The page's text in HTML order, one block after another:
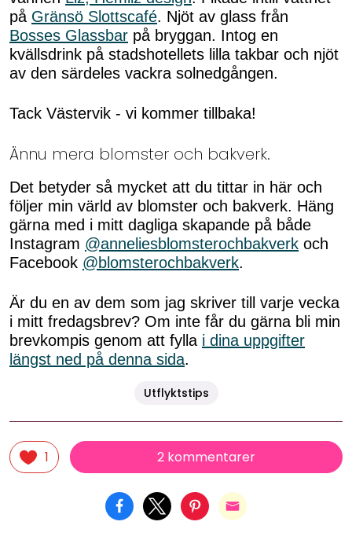
på Gränsö Slottscafé. Njöt av glass från
Bosses Glassbar på bryggan. Intog en
kvällsdrink på stadshotellets lilla takbar och njöt
av den särdeles vackra solnedgången.
Tack Västervik - vi kommer tillbaka!
Ännu mera blomster och bakverk.
Det betyder så mycket att du tittar in här och
följer min värld av blomster och bakverk. Häng
gärna med i mitt dagliga skapande på både
Instagram @anneliesblomsterochbakverk och
Facebook @blomsterochbakverk.
Är du en av dem som jag skriver till varje vecka
i mitt fredagsbrev? Om inte får du gärna bli min
brevkompis genom att fylla i dina uppgifter
längst ned på denna sida.
Utflyktstips
1 2 kommentarer